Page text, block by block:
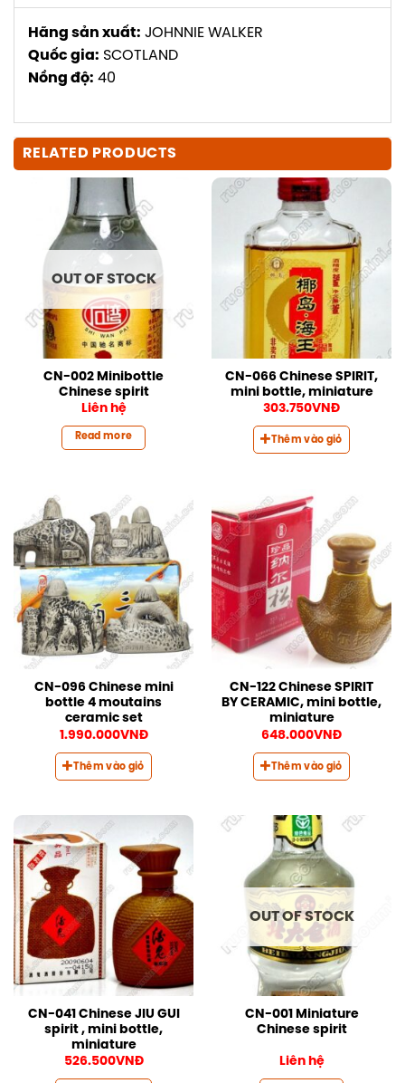
Hãng sản xuất: JOHNNIE WALKER
Quốc gia: SCOTLAND
Nồng độ: 40
RELATED PRODUCTS
OUT OF STOCK
CN-002 Minibottle
Chinese spirit
Liên hệ
Read more
CN-066 Chinese SPIRIT,
mini bottle, miniature
303.750VNĐ
Thêm vào giỏ
CN-096 Chinese mini
bottle 4 moutains
ceramic set
1.990.000VNĐ
Thêm vào giỏ
CN-122 Chinese SPIRIT
BY CERAMIC, mini bottle,
miniature
648.000VNĐ
Thêm vào giỏ
CN-041 Chinese JIU GUI
spirit , mini bottle,
miniature
526.500VNĐ
OUT OF STOCK
CN-001 Miniature
Chinese spirit
Liên hệ